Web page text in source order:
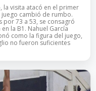
la visita atacó en el primer
cambió de rumbo.
por 73 a 53, se consagró
la B1. Nahuel García
como la figura del juego,
no fueron suficientes